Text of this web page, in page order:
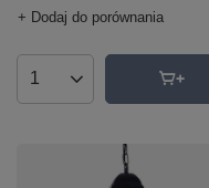
+ Dodaj do porównania
Ilość produktów